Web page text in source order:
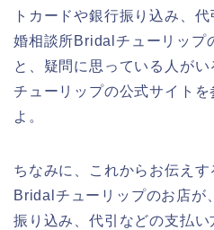
トカードや銀行振り込み、
婚相談所Bridalチューリップ
と、疑問に思っている人が
チューリップの公式サイト
よ。
ちなみに、これからお伝え
Bridalチューリップのお店が
振り込み、代引などの支払